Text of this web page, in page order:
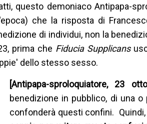
questo demoniaco Antipapa-
che la risposta di
di individui, non la
prima che Fiducia Supplicans
dello stesso sesso.
[Antipapa-sproloquiatore, 23
benedizione in pubblico, di una
confonderà questi confini.